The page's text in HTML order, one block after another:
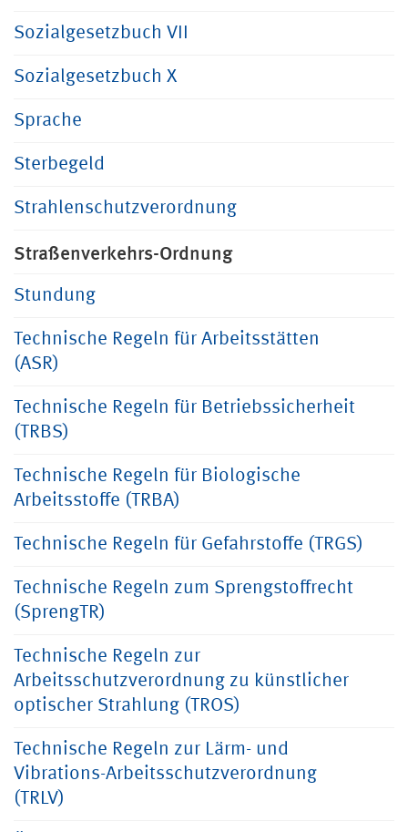
Sozialgesetzbuch VII
Sozialgesetzbuch X
Sprache
Sterbegeld
Strahlenschutzverordnung
Straßenverkehrs-Ordnung
Stundung
Technische Regeln für Arbeitsstätten
(ASR)
Technische Regeln für Betriebssicherheit
(TRBS)
Technische Regeln für Biologische
Arbeitsstoffe (TRBA)
Technische Regeln für Gefahrstoffe (TRGS)
Technische Regeln zum Sprengstoffrecht
(SprengTR)
Technische Regeln zur
Arbeitsschutzverordnung zu künstlicher
optischer Strahlung (TROS)
Technische Regeln zur Lärm- und
Vibrations-Arbeitsschutzverordnung
(TRLV)